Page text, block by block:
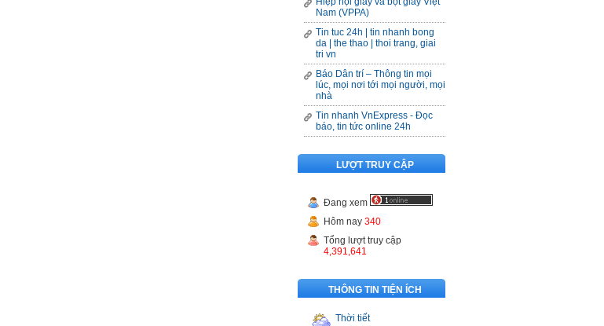
Nam (VPPA)
Tin tuc 24h | tin nhanh bong
da | the thao | thoi trang, giai
tri vn
Báo Dân trí – Thông tin mọi
lúc, mọi nơi tới mọi người, mọi
nhà
Tin nhanh VnExpress - Đọc
báo, tin tức online 24h
LƯỢT TRUY CẬP
Đang xem
Hôm nay 340
Tổng lượt truy cập
4,391,641
THÔNG TIN TIỆN ÍCH
Thời tiết